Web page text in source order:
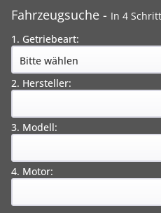
Fahrzeugsuche - In 4
1. Getriebeart:
2. Hersteller:
3. Modell:
4. Motor: